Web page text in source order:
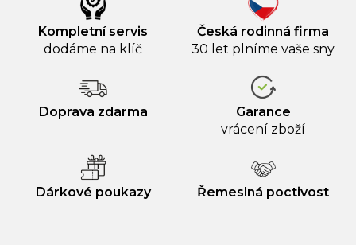
Kompletní servis
dodáme na klíč
Česká rodinná firma
30 let plníme vaše sny
Doprava zdarma
Garance
vrácení zboží
Dárkové poukazy Řemeslná poctivost